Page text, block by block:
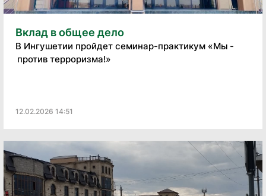
Вклад в общее дело
В Ингушетии пройдет семинар-практикум «Мы -
против терроризма!»
12.02.2026 14:51